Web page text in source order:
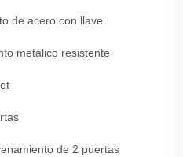
de acero con llave
metálico resistente
de 2 puertas